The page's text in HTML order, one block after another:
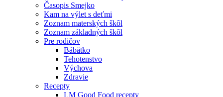
Časopis Smejko
Kam na výlet s deťmi
Zoznam materských škôl
Zoznam základných škôl
Pre rodičov
Bábätko
Tehotenstvo
Výchova
Zdravie
Recepty
LM Good Food recepty